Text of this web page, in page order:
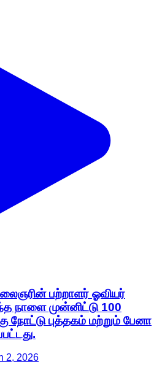
பற்றாளர் ஓவியர்
நாளை முன்னிட்டு 100
புத்தகம் மற்றும் பேனா
2, 2026